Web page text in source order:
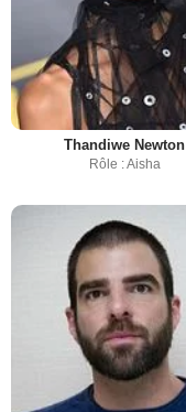
Thandiwe Newton
Rôle : Aisha